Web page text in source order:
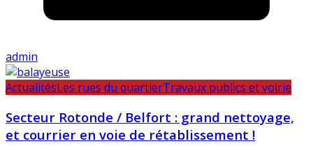
admin
ActualitésLes rues du quartierTravaux publics et voirie
Secteur Rotonde / Belfort : grand nettoyage,
et courrier en voie de rétablissement !